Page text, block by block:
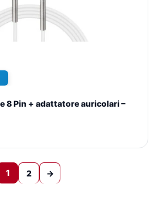
8 Pin + adattatore auricolari –
1 2 →